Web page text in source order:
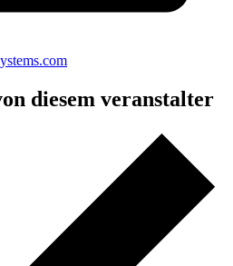
diesem veranstalter